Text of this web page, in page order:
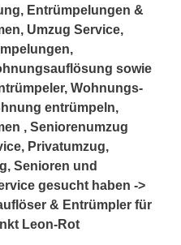
Entrümpelungen &
Umzug Service,
sowie
Wohnungs-
entrümpeln,
, Seniorenumzug
Privatumzug,
Senioren und
gesucht haben ->
& Entrümpler für
Leon-Rot